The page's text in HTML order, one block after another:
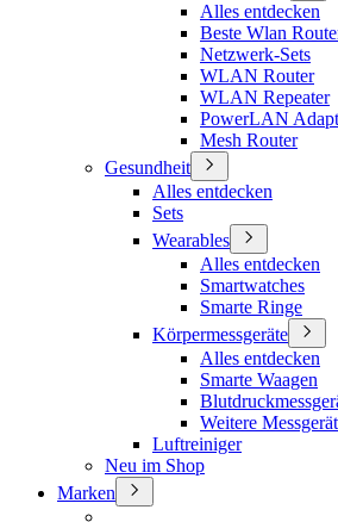
Alles entdecken
Beste Wlan
Netzwerk-Sets
WLAN Router
WLAN Repeater
PowerLAN
Mesh Router
Gesundheit
Alles entdecken
Sets
Wearables
Alles entdecken
Smartwatches
Smarte Ringe
Körpermessgeräte
Alles entdecken
Smarte Waagen
Weitere
Luftreiniger
Neu im Shop
Marken